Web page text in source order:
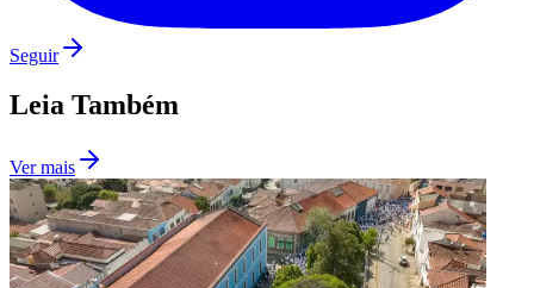
Seguir
Leia Também
Ver mais